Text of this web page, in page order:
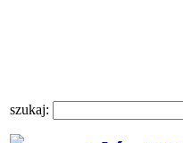
szukaj: